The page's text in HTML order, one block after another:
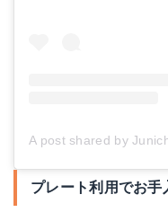
A post shared by
プレート利用でお手